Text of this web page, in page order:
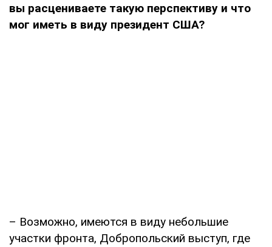
вы расцениваете такую перспективу и что
мог иметь в виду президент США?
– Возможно, имеются в виду небольшие
участки фронта, Добропольский выступ, где